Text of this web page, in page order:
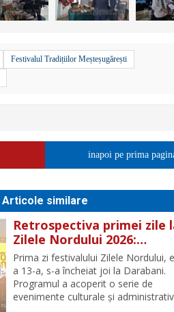
Festivalul Tradițiilor Meșteșugărești
inapoi pe prima
Articole similare
Retrospectiva primei zile
Zilele Nordului 2026:
Dezbateri, concert Byron
proiecție de film
Prima zi festivalului Zilele Nordului,
a 13-a, s-a încheiat joi la Darabani.
Programul a acoperit o serie de
evenimente culturale și